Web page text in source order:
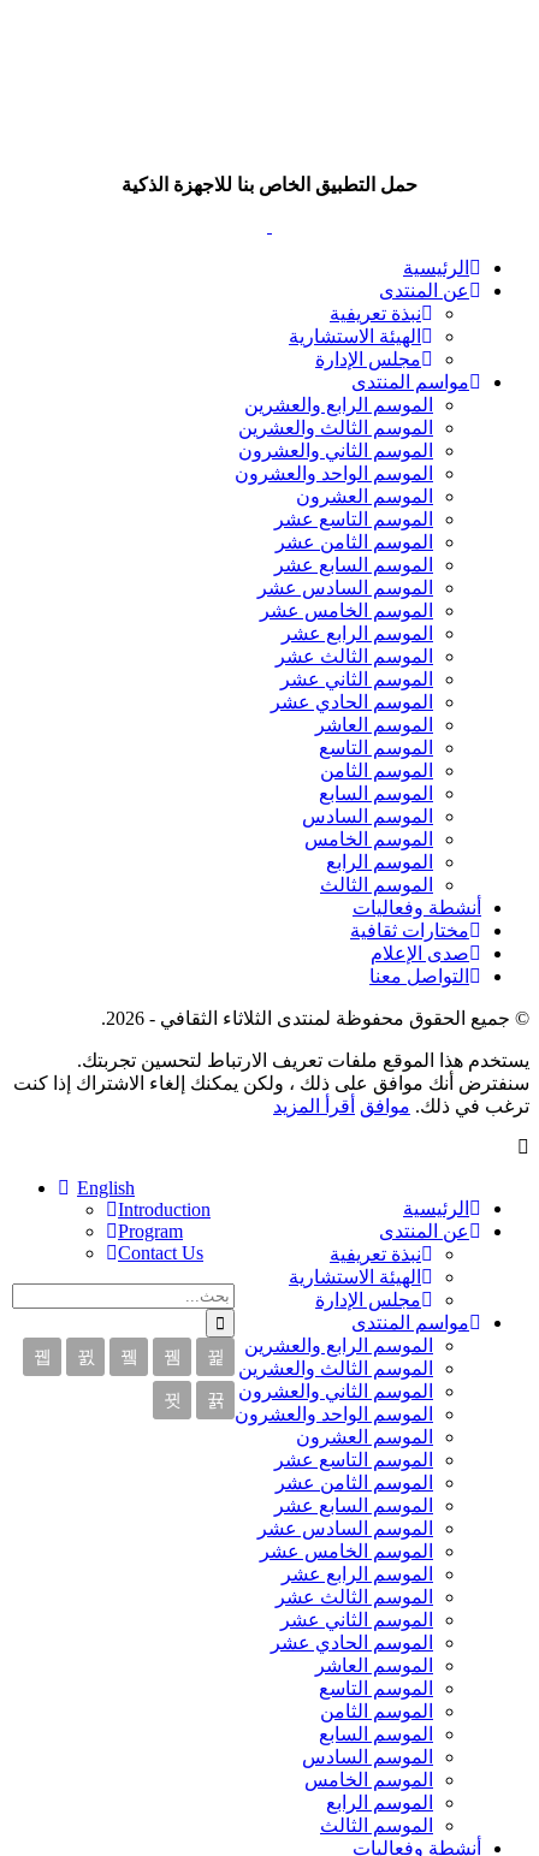
حمل التطبيق الخاص بنا للاجهزة الذكية
الرئيسية
عن المنتدى
نبذة تعريفية
الهيئة الاستشارية
مجلس الإدارة
مواسم المنتدى
الموسم الرابع والعشرين
الموسم الثالث والعشرين
الموسم الثاني والعشرون
الموسم الواحد والعشرون
الموسم العشرون
الموسم التاسع عشر
الموسم الثامن عشر
الموسم السابع عشر
الموسم السادس عشر
الموسم الخامس عشر
الموسم الرابع عشر
الموسم الثالث عشر
الموسم الثاني عشر
الموسم الحادي عشر
الموسم العاشر
الموسم التاسع
الموسم الثامن
الموسم السابع
الموسم السادس
الموسم الخامس
الموسم الرابع
الموسم الثالث
أنشطة وفعاليات
مختارات ثقافية
صدى الإعلام
التواصل معنا
© جميع الحقوق محفوظة لمنتدى الثلاثاء الثقافي - 2026.
يستخدم هذا الموقع ملفات تعريف الارتباط لتحسين تجربتك.
سنفترض أنك موافق على ذلك ، ولكن يمكنك إلغاء الاشتراك إذا كنت
ترغب في ذلك. موافق أقرأ المزيد
الرئيسية
عن المنتدى
نبذة تعريفية
الهيئة الاستشارية
مجلس الإدارة
مواسم المنتدى
الموسم الرابع والعشرين
الموسم الثالث والعشرين
الموسم الثاني والعشرون
الموسم الواحد والعشرون
الموسم العشرون
الموسم التاسع عشر
الموسم الثامن عشر
الموسم السابع عشر
الموسم السادس عشر
الموسم الخامس عشر
الموسم الرابع عشر
الموسم الثالث عشر
الموسم الثاني عشر
الموسم الحادي عشر
الموسم العاشر
الموسم التاسع
الموسم الثامن
الموسم السابع
الموسم السادس
الموسم الخامس
الموسم الرابع
الموسم الثالث
أنشطة وفعاليات
English
Introduction
Program
Contact Us